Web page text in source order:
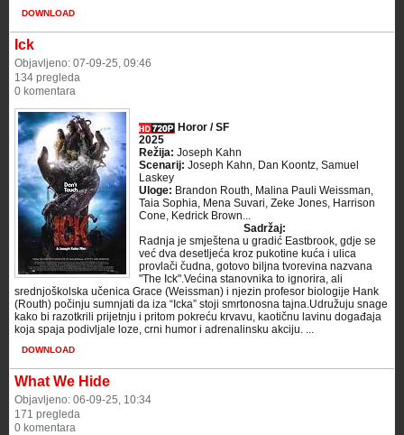
DOWNLOAD
Ick
Objavljeno: 07-09-25, 09:46
134 pregleda
0 komentara
Horor / SF
2025
Režija: Joseph Kahn
Scenarij: Joseph Kahn, Dan Koontz, Samuel
Laskey
Uloge: Brandon Routh, Malina Pauli Weissman,
Taia Sophia, Mena Suvari, Zeke Jones, Harrison
Cone, Kedrick Brown...
Sadržaj:
Radnja je smještena u gradić Eastbrook, gdje se
već dva desetljeća kroz pukotine kuća i ulica
provlači čudna, gotovo biljna tvorevina nazvana
"The Ick".Većina stanovnika to ignorira, ali
srednjoškolska učenica Grace (Weissman) i njezin profesor biologije Hank
(Routh) počinju sumnjati da iza “Icka” stoji smrtonosna tajna.Udružuju snage
kako bi razotkrili prijetnju i pritom pokreću krvavu, kaotičnu lavinu događaja
koja spaja podivljale loze, crni humor i adrenalinsku akciju. ...
DOWNLOAD
What We Hide
Objavljeno: 06-09-25, 10:34
171 pregleda
0 komentara